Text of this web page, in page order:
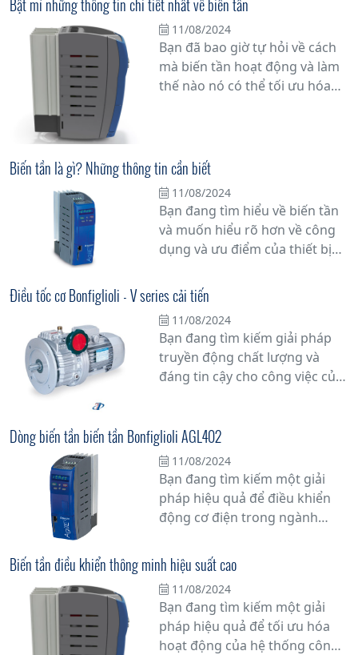
cấp hiệu suất cao và linh hoạt
trong các ứng dụng công
nghiệp đa dạng. Với nhiều tính
năng tiên tiến và khả năng tùy
chỉnh linh hoạt, biến tần ANG
Bật mí những thông tin chi tiết nhất về biến tần
11/08/2024
Bạn đã bao giờ tự hỏi về cách
mà biến tần hoạt động và làm
thế nào nó có thể tối ưu hóa
cho bạn những thông tin chi
tiết nhất về biến tần, thiết bị
quan trọng giúp tăng cường
năng suất sản xuất và tiết kiệm
năng lượng.
Biến tần là gì? Những thông tin cần biết
11/08/2024
Bạn đang tìm hiểu về biến tần
và muốn hiểu rõ hơn về công
dụng và ưu điểm của thiết bị
tôi sẽ cung cấp cho bạn những
thông tin cần biết về biến tần
để bạn có cái nhìn tổng quan
và chi tiết nhất.
Điều tốc cơ Bonfiglioli - V series cải tiến
11/08/2024
Bạn đang tìm kiếm giải pháp
truyền động chất lượng và
đáng tin cậy cho công việc của
một sự cải tiến đột phá trong
ngành công nghiệp truyền
động cơ khí.
Dòng biến tần biến tần Bonfiglioli AGL402
11/08/2024
Bạn đang tìm kiếm một giải
pháp hiệu quả để điều khiển
động cơ điện trong ngành
dòng biến tần Bonfiglioli
AGL402 - sự kết hợp hoàn hảo
giữa công nghệ tiên tiến và độ
tin cậy vững chắc của thương
hiệu Bonfiglioli.
Biến tần điều khiển thông minh hiệu suất cao
11/08/2024
Bạn đang tìm kiếm một giải
pháp hiệu quả để tối ưu hóa
hoạt động của hệ thống công